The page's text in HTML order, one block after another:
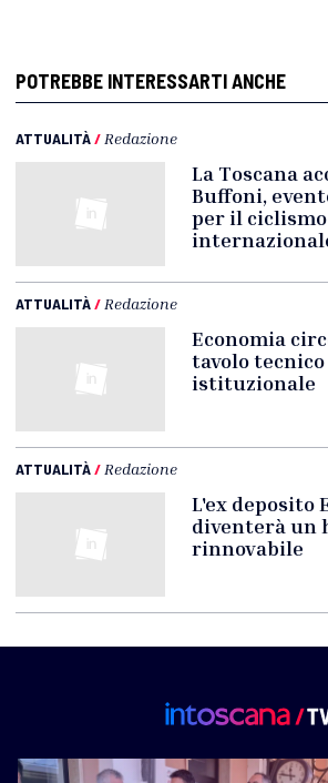
POTREBBE INTERESSARTI ANCHE
ATTUALITÀ/ Redazione
La Toscana
Buffoni,
per il
ATTUALITÀ/ Redazione
Economia
tavolo
istituzionale
ATTUALITÀ/ Redazione
L'ex deposito
diventerà un
rinnovabile